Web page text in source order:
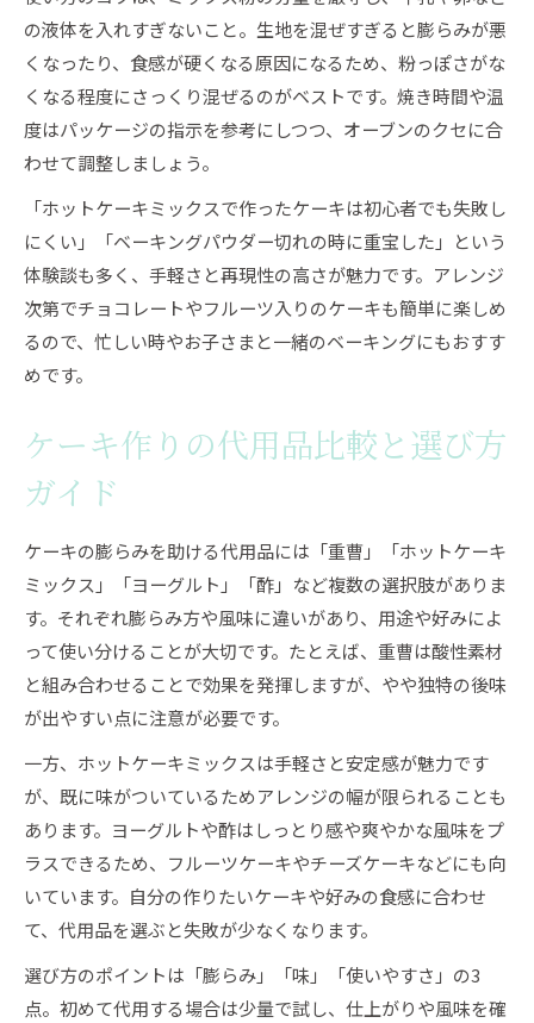
の液体を入れすぎないこと。生地を混ぜすぎると膨らみが悪
くなったり、食感が硬くなる原因になるため、粉っぽさがな
くなる程度にさっくり混ぜるのがベストです。焼き時間や温
度はパッケージの指示を参考にしつつ、オーブンのクセに合
わせて調整しましょう。
「ホットケーキミックスで作ったケーキは初心者でも失敗し
にくい」「ベーキングパウダー切れの時に重宝した」という
体験談も多く、手軽さと再現性の高さが魅力です。アレンジ
次第でチョコレートやフルーツ入りのケーキも簡単に楽しめ
るので、忙しい時やお子さまと一緒のベーキングにもおすす
めです。
ケーキ作りの代用品比較と選び方
ガイド
ケーキの膨らみを助ける代用品には「重曹」「ホットケーキ
ミックス」「ヨーグルト」「酢」など複数の選択肢がありま
す。それぞれ膨らみ方や風味に違いがあり、用途や好みによ
って使い分けることが大切です。たとえば、重曹は酸性素材
と組み合わせることで効果を発揮しますが、やや独特の後味
が出やすい点に注意が必要です。
一方、ホットケーキミックスは手軽さと安定感が魅力です
が、既に味がついているためアレンジの幅が限られることも
あります。ヨーグルトや酢はしっとり感や爽やかな風味をプ
ラスできるため、フルーツケーキやチーズケーキなどにも向
いています。自分の作りたいケーキや好みの食感に合わせ
て、代用品を選ぶと失敗が少なくなります。
選び方のポイントは「膨らみ」「味」「使いやすさ」の3
点。初めて代用する場合は少量で試し、仕上がりや風味を確